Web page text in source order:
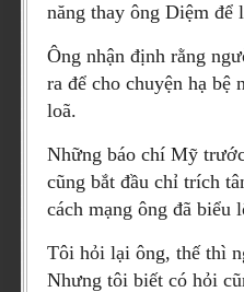
năng thay ông Diệm để
Ông nhận định rằng
ra để cho chuyện hạ
loã.
Những báo chí Mỹ
cũng bắt đầu chỉ trích
cách mạng ông đã
Tôi hỏi lại ông, thế thì
Nhưng tôi biết có hỏi